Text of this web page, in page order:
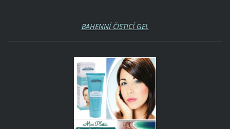
BAHENNÍ ČISTICÍ GEL